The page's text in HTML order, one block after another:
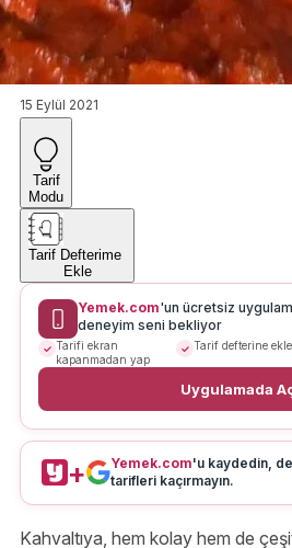
15 Eylül 2021
Tarif
Modu
Tarif Defterime
Ekle
Yemek.com'un ücretsiz
deneyim seni bekliyor
Tarifi ekran
kapanmadan yap
Tarif defterine ekle
Uygulamada
+ Yemek.com'u kaydedin,
tarifleri kaçırmayın.
Kahvaltıya, hem kolay hem de